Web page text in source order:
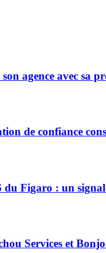
agence avec sa
de confiance
Figaro : un
Services et